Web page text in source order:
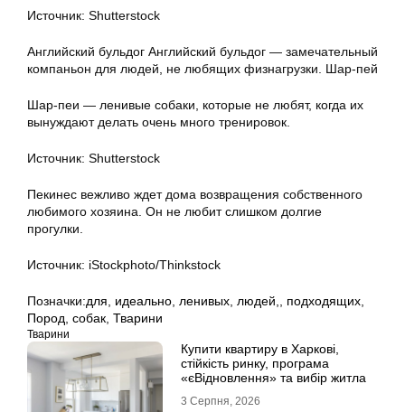
Источник: Shutterstock
Английский бульдог Английский бульдог — замечательный
компаньон для людей, не любящих физнагрузки. Шар-пей
Шар-пеи — ленивые собаки, которые не любят, когда их
вынуждают делать очень много тренировок.
Источник: Shutterstock
Пекинес вежливо ждет дома возвращения собственного
любимого хозяина. Он не любит слишком долгие
прогулки.
Источник: iStockphoto/Thinkstock
Позначки:для идеально ленивых людей, подходящих
Пород собак Тварини
Тварини
Купити квартиру в Харкові,
стійкість ринку, програма
«єВідновлення» та вибір житла
3 Серпня, 2026